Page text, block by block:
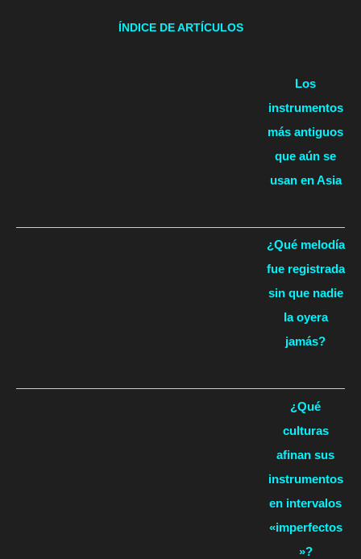
ÍNDICE DE ARTÍCULOS
Los
instrumentos
más antiguos
que aún se
usan en Asia
¿Qué melodía
fue registrada
sin que nadie
la oyera
jamás?
¿Qué
culturas
afinan sus
instrumentos
en intervalos
«imperfectos
»?